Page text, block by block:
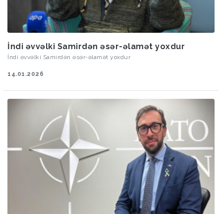
İndi əvvəlki Samirdən əsər-əlamət yoxdur
İndi əvvəlki Samirdən əsər-əlamət yoxdur
14.01.2026